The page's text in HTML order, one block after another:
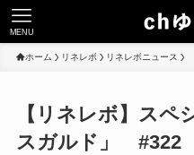
MENU
ホーム リネレボ リネレボニュース
【リネレボ】スペ
スガルド」 #322